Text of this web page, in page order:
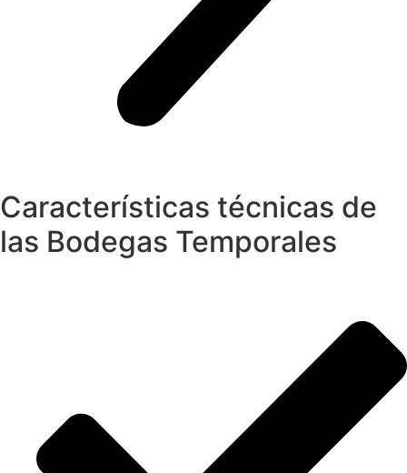
Características técnicas de
las Bodegas Temporales